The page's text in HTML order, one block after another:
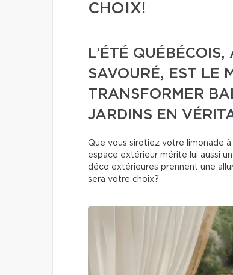
CHOIX!
L’ÉTÉ
SAVOURÉ, EST LE
TRANSFORMER
JARDINS EN
Que vous sirotiez votre limonade
espace extérieur mérite lui aussi
déco extérieures prennent une
sera votre choix?